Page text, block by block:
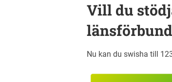
Vill du
Nu kan du swisha till